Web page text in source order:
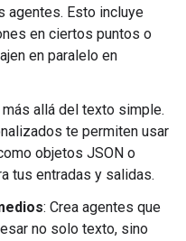
agentes. Esto incluye
en ciertos puntos o
en paralelo en
más allá del texto simple.
te permiten usar
objetos JSON o
tus entradas y salidas.
: Crea agentes que
no solo texto, sino